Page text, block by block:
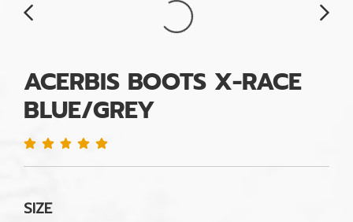
ACERBIS BOOTS X-RACE
BLUE/GREY
SIZE